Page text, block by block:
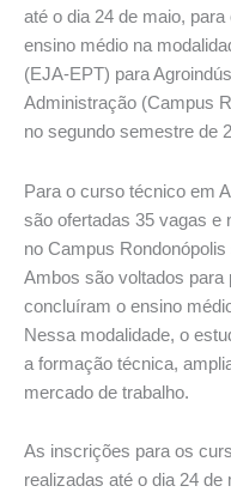
até o dia 24 de maio,
ensino médio na
(EJA-EPT) para
Administração (Campus
no segundo semestre de
Para o curso técnico em
são ofertadas 35 vagas e
no Campus
Ambos são voltados para
concluíram o ensino
Nessa modalidade, o
a formação técnica,
mercado de trabalho.
As inscrições para os
realizadas até o dia 24 de